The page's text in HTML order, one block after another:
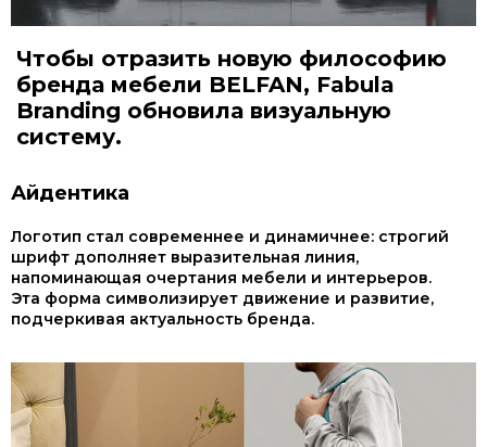
Чтобы отразить новую философию
бренда мебели BELFAN, Fabula
Branding обновила визуальную
систему.
Айдентика
Логотип стал современнее и динамичнее: строгий
шрифт дополняет выразительная линия,
напоминающая очертания мебели и интерьеров.
Эта форма символизирует движение и развитие,
подчеркивая актуальность бренда.